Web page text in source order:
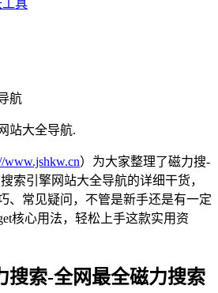
工具
航
站大全导航.
www.jshkw.cn）为大家整理了磁力搜-
索引擎网站大全导航的详细干货，
、常见疑问，不管是新手还是有一定
核心用法，轻松上手这款实用资
搜索-全网最全磁力搜索